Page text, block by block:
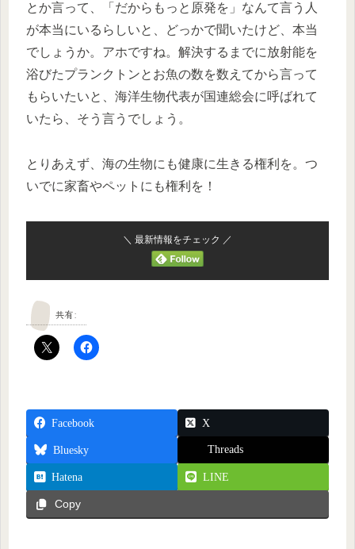
とか言って、「だからもっと原発を」なんて言う人
が本当にいるらしいと、どっかで聞いたけど、本当
でしょうか。アホですね。解決するまでに放射能を
浴びたプランクトンとお魚の数を数えてから言って
もらいたいと、海洋生物代表が国連総会に呼ばれて
いたら、そう言うでしょう。
とりあえず、海の生物にも健康に生きる権利を。つ
いでに家畜やペットにも権利を！
＼ 最新情報をチェック ／
共有:
Facebook X
Bluesky Threads
Hatena LINE
Copy